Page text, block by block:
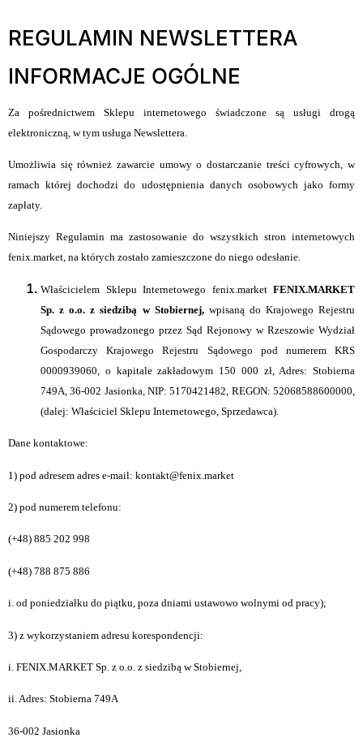
REGULAMIN NEWSLETTERA
INFORMACJE OGÓLNE
Za pośrednictwem Sklepu internetowego świadczone są usługi drogą
elektroniczną, w tym usługa Newslettera.
Umożliwia się również zawarcie umowy o dostarczanie treści cyfrowych, w
ramach której dochodzi do udostępnienia danych osobowych jako formy
zapłaty.
Niniejszy Regulamin ma zastosowanie do wszystkich stron internetowych
fenix.market, na których zostało zamieszczone do niego odesłanie.
Właścicielem Sklepu Internetowego fenix.market FENIX.MARKET
Sp. z o.o. z siedzibą w Stobiernej, wpisaną do Krajowego Rejestru
Sądowego prowadzonego przez Sąd Rejonowy w Rzeszowie Wydział
Gospodarczy Krajowego Rejestru Sądowego pod numerem KRS
0000939060, o kapitale zakładowym 150 000 zł, Adres: Stobierna
749A, 36-002 Jasionka, NIP: 5170421482, REGON: 52068588600000,
(dalej: Właściciel Sklepu Internetowego, Sprzedawca).
Dane kontaktowe:
1) pod adresem adres e-mail: kontakt@fenix.market
2) pod numerem telefonu:
(+48) 885 202 998
(+48) 788 875 886
i. od poniedziałku do piątku, poza dniami ustawowo wolnymi od pracy);
3) z wykorzystaniem adresu korespondencji:
i. FENIX.MARKET Sp. z o.o. z siedzibą w Stobiernej,
ii. Adres: Stobierna 749A
36-002 Jasionka